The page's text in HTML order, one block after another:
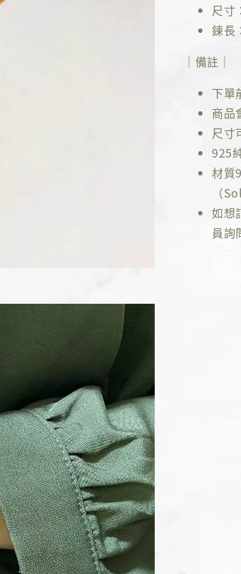
尺寸
鍊長
｜備註｜
下單
商品
尺寸
925
材質
（
如想
員詢